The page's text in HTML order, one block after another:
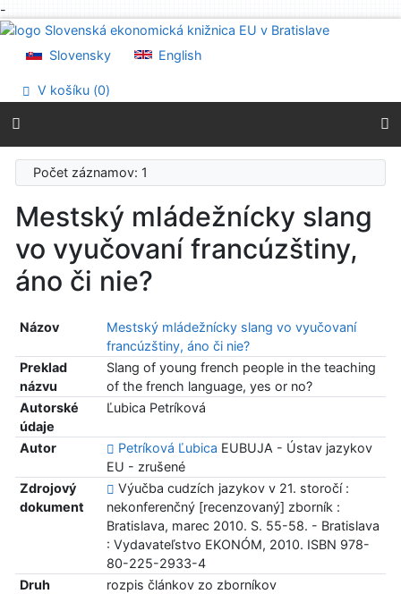
-
Prejsť na obsah
Prehlásenie o webovej prístupnosti
Slovensky English
V košíku (0)
Počet záznamov: 1
Mestský mládežnícky slang
vo vyučovaní francúzštiny,
áno či nie?
Názov
Mestský mládežnícky slang vo vyučovaní
francúzštiny, áno či nie?
Preklad
názvu
Slang of young french people in the teaching
of the french language, yes or no?
Autorské
údaje
Ľubica Petríková
Autor Petríková Ľubica EUBUJA - Ústav jazykov
EU - zrušené
Zdrojový
dokument
Výučba cudzích jazykov v 21. storočí :
nekonferenčný [recenzovaný] zborník :
Bratislava, marec 2010. S. 55-58. - Bratislava
: Vydavateľstvo EKONÓM, 2010. ISBN 978-
80-225-2933-4
Druh
rozpis článkov zo zborníkov